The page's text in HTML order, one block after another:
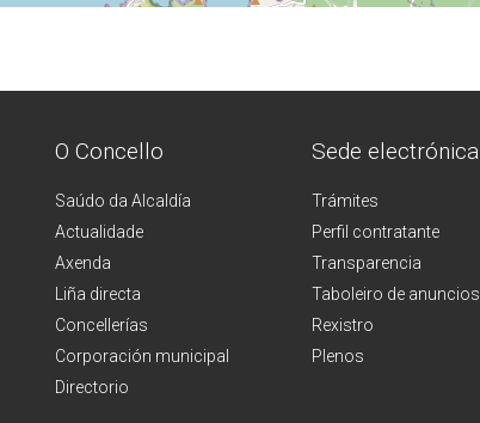
O Concello
Saúdo da Alcaldía
Actualidade
Axenda
Liña directa
Concellerías
Corporación municipal
Directorio
Sede electrónica
Trámites
Perfil contratante
Transparencia
Taboleiro de anuncios
Rexistro
Plenos